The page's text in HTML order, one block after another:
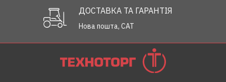
ДОСТАВКА ТА ГАРАНТІЯ
Нова пошта, САТ